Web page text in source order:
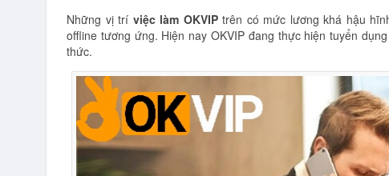
Những vị trí việc làm OKVIPtrên có mức lương khá hậu
offline tương ứng. Hiện nay OKVIP đang thực hiện tuyển
thức.